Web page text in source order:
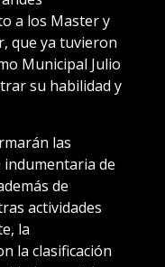
a los Master y
que ya tuvieron
Municipal Julio
su habilidad y
las
de
de
actividades
la
la clasificación